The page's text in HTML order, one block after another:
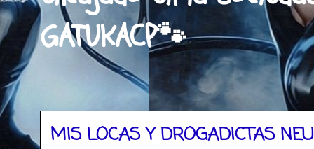
GATUKACP🐾
MIS LOCAS Y DROGADICTAS